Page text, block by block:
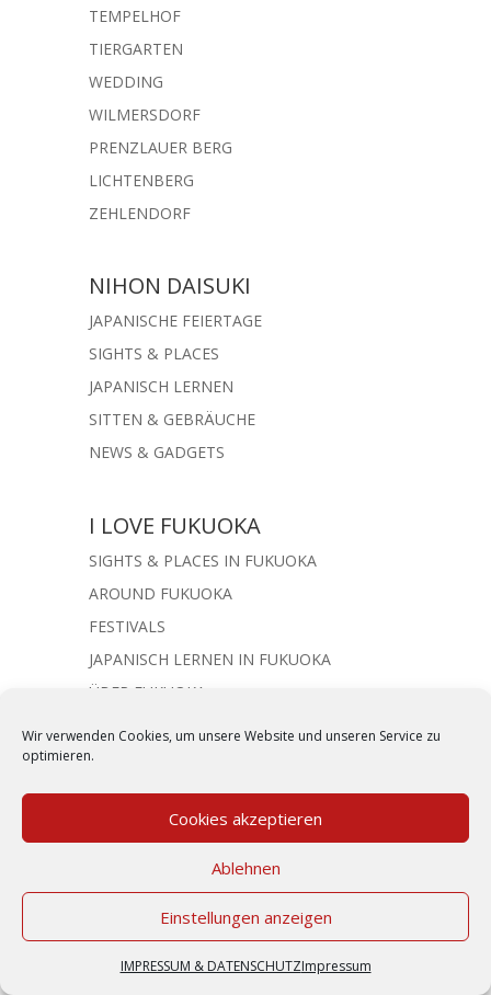
Wir verwenden Cookies, um unsere Website und unseren Service zu
optimieren.
Cookies akzeptieren
Ablehnen
Einstellungen anzeigen
IMPRESSUM & DATENSCHUTZImpressum
TEMPELHOF
TIERGARTEN
WEDDING
WILMERSDORF
PRENZLAUER BERG
LICHTENBERG
ZEHLENDORF
NIHON DAISUKI
JAPANISCHE FEIERTAGE
SIGHTS & PLACES
JAPANISCH LERNEN
SITTEN & GEBRÄUCHE
NEWS & GADGETS
I LOVE FUKUOKA
SIGHTS & PLACES IN FUKUOKA
AROUND FUKUOKA
FESTIVALS
JAPANISCH LERNEN IN FUKUOKA
ÜBER FUKUOKA
DAILY STRUGGLE
MEHR POPKULTUR
ANIME SERIEN & FILME
ANIME IN DER WERBUNG
MUSIK